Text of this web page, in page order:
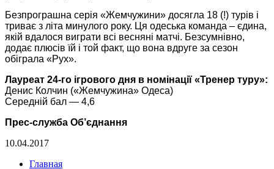
Безпрограшна серія «Жемчужини» досягла 18 (!) турів і
триває з літа минулого року. Ця одеська команда – єдина,
якій вдалося виграти всі весняні матчі. Безсумнівно,
додає плюсів їй і той факт, що вона вдруге за сезон
обіграла «Рух».
Лауреат 24-го ігрового дня в номінації «Тренер туру»:
Денис Колчин («Жемчужина» Одеса)
Середній бал — 4,6
Прес-служба Об’єднання
10.04.2017
Главная